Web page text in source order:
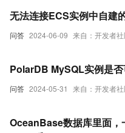
问答 2024-06-09 来自：开发者社
无法连接ECS实例中自建
问答 2024-05-31 来自：开发者社
PolarDB MySQL实例是
OceanBase数据库里面，